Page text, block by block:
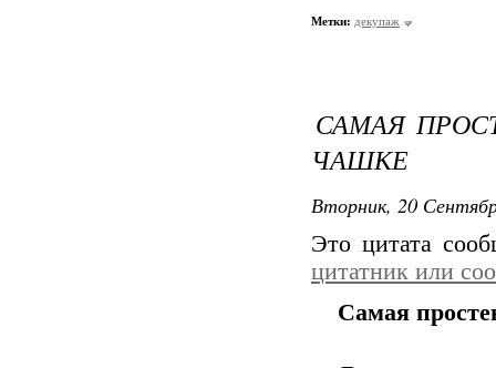
Метки: декупаж
САМАЯ
ЧАШКЕ
Вторник, 20
Это цитата
цитатник или
Самая